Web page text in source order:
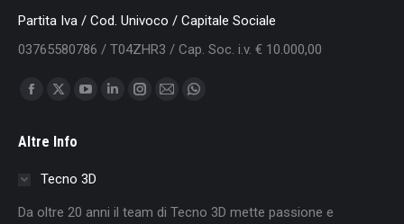
Partita Iva / Cod. Univoco / Capitale Sociale
03765580786 / T04ZHR3 / Cap. Soc. i.v. € 10.000,00
Find us on:
Facebook
opens
window
X
opens
window
YouTube
window
Linkedin
window
Instagram
window
Mail
window
Whatsapp
window
Altre Info
Tecno 3D
Da oltre 20 anni il team di Tecno 3D mette passione e